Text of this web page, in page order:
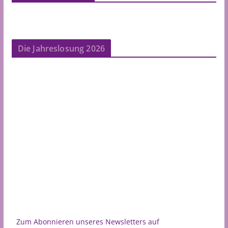
Die Jahreslosung 2026
Zum Abonnieren unseres Newsletters auf